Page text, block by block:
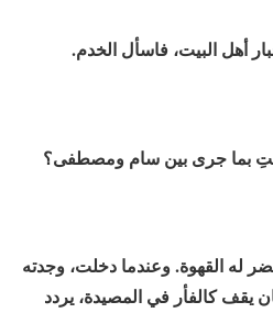
أهل البيت، فاسأل الخدم.
بما جرى بين سام ومصطفى؟
له القهوة. وعندما دخلت، وجدته
كالفأر في المصيدة، يردد